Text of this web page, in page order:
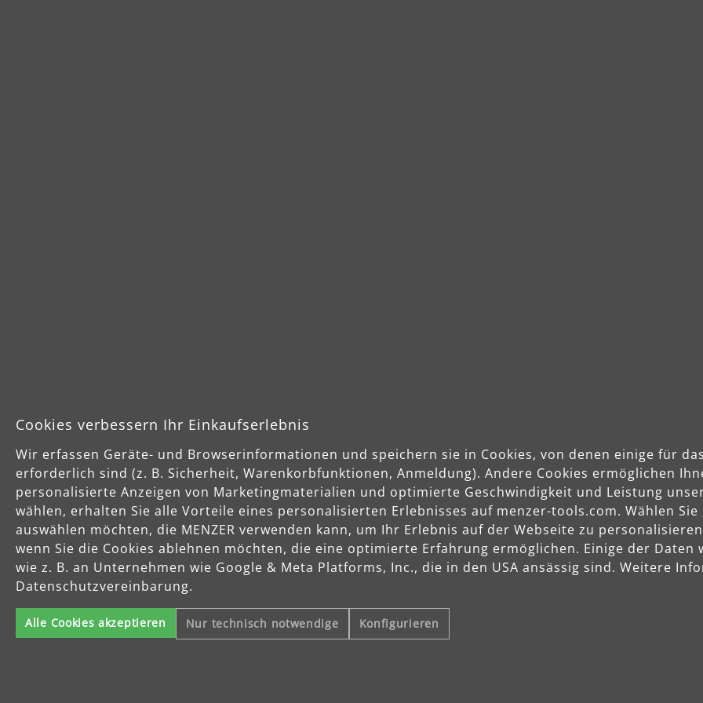
Stein, Beton, Putz
Cookies verbessern Ihr Einkaufserlebnis
Wir erfassen Geräte- und Browserinformationen und speichern sie in Cookies, von denen einige für
erforderlich sind (z. B. Sicherheit, Warenkorbfunktionen, Anmeldung). Andere Cookies ermöglichen
personalisierte Anzeigen von Marketingmaterialien und optimierte Geschwindigkeit und Leistung
wählen, erhalten Sie alle Vorteile eines personalisierten Erlebnisses auf menzer-tools.com. Wählen Sie
auswählen möchten, die MENZER verwenden kann, um Ihr Erlebnis auf der Webseite zu
wenn Sie die Cookies ablehnen möchten, die eine optimierte Erfahrung ermöglichen. Einige der
wie z. B. an Unternehmen wie Google & Meta Platforms, Inc., die in den USA ansässig sind. Weitere
Datenschutzvereinbarung.
Alle Cookies akzeptieren Nur technisch notwendige Konfigurieren